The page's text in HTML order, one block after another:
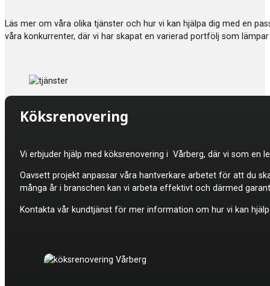
Läs mer om våra olika tjänster och hur vi kan hjälpa dig med en
våra konkurrenter, där vi har skapat en varierad portfölj som
Köksrenovering
Vi erbjuder hjälp med köksrenovering i Vårberg, där vi som en
Oavsett projekt anpassar våra hantverkare arbetet för att du
många år i branschen kan vi arbeta effektivt och därmed
Kontakta vår kundtjänst för mer information om hur vi kan